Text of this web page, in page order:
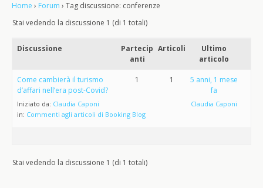
Home › Forum › Tag discussione: conferenze
Stai vedendo la discussione 1 (di 1 totali)
Discussione
Partecip
anti
Articoli
Ultimo
articolo
Come cambierà il turismo
d’affari nell’era post-Covid?
Iniziato da: Claudia Caponi
in: Commenti agli articoli di Booking Blog
1 1
5 anni, 1 mese
fa
Claudia Caponi
Stai vedendo la discussione 1 (di 1 totali)